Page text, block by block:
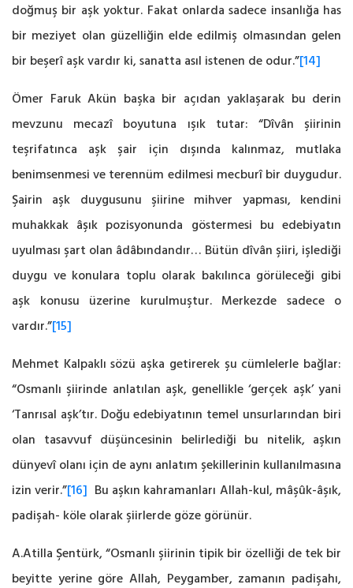
doğmuş bir aşk yoktur. Fakat onlarda sadece insanlığa has
bir meziyet olan ‎güzelliğin elde edilmiş olmasından gelen
bir beşerî aşk vardır ki, sanatta asıl istenen de odur.”[14]
Ömer Faruk Akün başka bir açıdan yaklaşarak bu derin
mevzunu mecazî boyutuna ışık tutar: “Dîvân şiirinin
teşrifatınca aşk şair için dışında kalınmaz, mutlaka
‎benimsenmesi ve terennüm edilmesi mecburî bir duygudur.
Şairin aşk duygusunu şiirine ‎mihver yapması, kendini
muhakkak âşık pozisyonunda göstermesi bu edebiyatın
uyulması şart ‎olan âdâbındandır… Bütün dîvân şiiri, işlediği
duygu ve konulara toplu olarak bakılınca görüleceği gibi
aşk ‎konusu üzerine kurulmuştur. Merkezde sadece o
vardır.”[15]
Mehmet Kalpaklı sözü aşka getirerek şu cümlelerle bağlar:
“Osmanlı şiirinde anlatılan aşk, ‎genellikle ‘gerçek aşk’ yani
‘Tanrısal aşk’tır. Doğu edebiyatının temel unsurlarından biri
olan ‎tasavvuf düşüncesinin belirlediği bu nitelik, aşkın
dünyevî olanı için de aynı anlatım ‎şekillerinin kullanılmasına
izin verir.”‎[16] ‎ Bu aşkın kahramanları Allah-kul, mâşûk-âşık,
padişah- ‎köle olarak şiirlerde göze görünür.‎
A.Atilla Şentürk, “Osmanlı şiirinin tipik bir özelliği de tek bir
beyitte yerine göre Allah, ‎Peygamber, zamanın padişahı,